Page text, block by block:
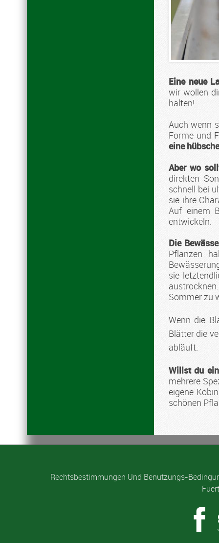
Eine neue
wir wollen
halten!
Auch wenn
Forme und
eine
Aber wo
direkten
schnell bei
sie ihre
Auf einem
entwickeln.
Die
Pflanzen
sie
Sommer zu
Wenn die
Blätter die
abläuft.
Willst du
mehrere
eigene
schönen
Rechtsbestimmungen Und Benutzungs-